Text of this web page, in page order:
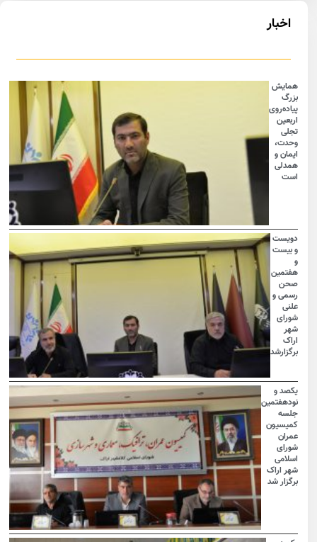
اخبار
همایش
بزرگ
پیاده‌روی
اربعین
تجلی
وحدت،
ایمان و
همدلی
است
دویست
و بیست
هفتمین
صحن
رسمی و
علنی
شورای
شهر
اراک
برگزارشد
یکصد و
نودهفتمین
جلسه
کمیسیون
عمران
شورای
اسلامی
شهر اراک
برگزار شد